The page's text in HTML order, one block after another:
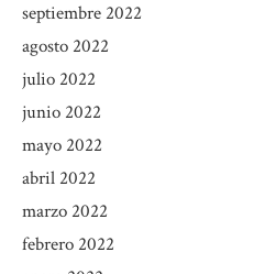
septiembre 2022
agosto 2022
julio 2022
junio 2022
mayo 2022
abril 2022
marzo 2022
febrero 2022